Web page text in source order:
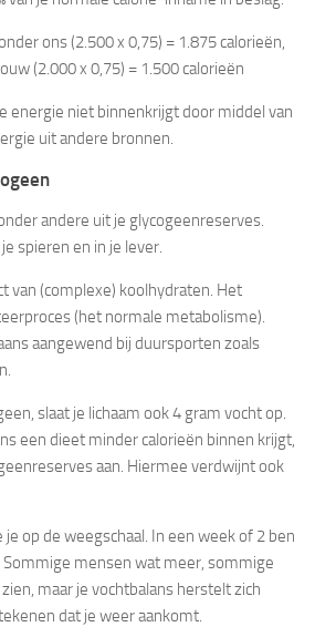
ons (2.500 x 0,75) = 1.875 calorieën,
(2.000 x 0,75) = 1.500 calorieën
energie niet binnenkrijgt door middel van
uit andere bronnen.
andere uit je glycogeenreserves.
spieren en in je lever.
van (complexe) koolhydraten. Het
(het normale metabolisme).
aangewend bij duursporten zoals
slaat je lichaam ook 4 gram vocht op.
een dieet minder calorieën binnen krijgt,
aan. Hiermee verdwijnt ook
op de weegschaal. In een week of 2 ben
Sommige mensen wat meer, sommige
maar je vochtbalans herstelt zich
dat je weer aankomt.